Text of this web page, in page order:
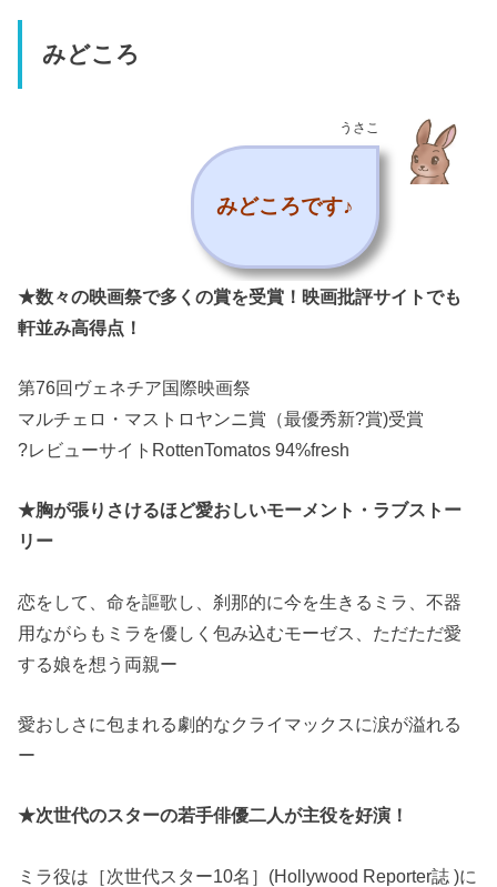
みどころ
うさこ
みどころです♪
★数々の映画祭で多くの賞を受賞！映画批評サイトでも
軒並み高得点！
第76回ヴェネチア国際映画祭
マルチェロ・マストロヤンニ賞（最優秀新?賞)受賞
?レビューサイトRottenTomatos 94%fresh
★胸が張りさけるほど愛おしいモーメント・ラブストー
リー
恋をして、命を謳歌し、刹那的に今を生きるミラ、不器
用ながらもミラを優しく包み込むモーゼス、ただただ愛
する娘を想う両親ー
愛おしさに包まれる劇的なクライマックスに涙が溢れる
ー
★次世代のスターの若手俳優二人が主役を好演！
ミラ役は［次世代スター10名］(Hollywood Reporter誌 )に